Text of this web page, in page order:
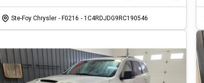
Ste-Foy Chrysler - F0216 - 1C4RDJDG9RC190546